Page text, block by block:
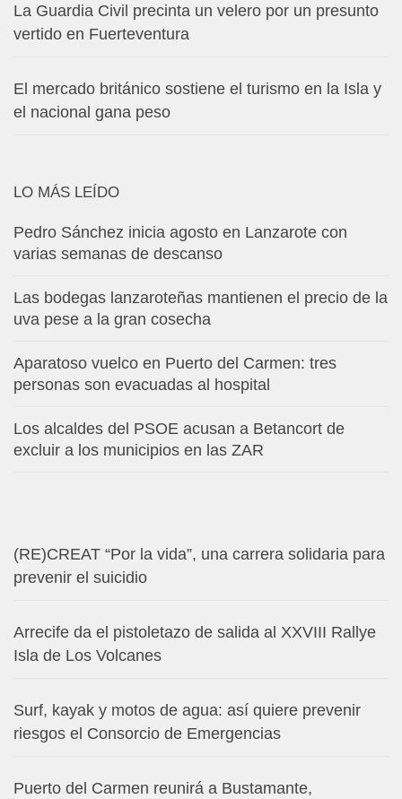
La Guardia Civil precinta un velero por un presunto
vertido en Fuerteventura
El mercado británico sostiene el turismo en la Isla y
el nacional gana peso
LO MÁS LEÍDO
Pedro Sánchez inicia agosto en Lanzarote con
varias semanas de descanso
Las bodegas lanzaroteñas mantienen el precio de la
uva pese a la gran cosecha
Aparatoso vuelco en Puerto del Carmen: tres
personas son evacuadas al hospital
Los alcaldes del PSOE acusan a Betancort de
excluir a los municipios en las ZAR
(RE)CREAT “Por la vida”, una carrera solidaria para
prevenir el suicidio
Arrecife da el pistoletazo de salida al XXVIII Rallye
Isla de Los Volcanes
Surf, kayak y motos de agua: así quiere prevenir
riesgos el Consorcio de Emergencias
Puerto del Carmen reunirá a Bustamante,